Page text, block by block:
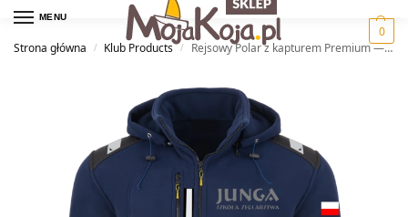
MENU
0
Strona główna
/ Klub Products / Rejsowy Polar z kapturem Premium — Szkoła Żeglarstwa Junga